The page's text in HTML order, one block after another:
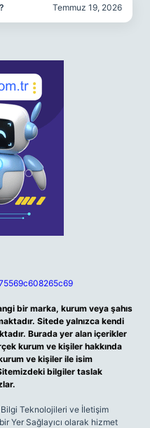
Temmuz 19, 2026
bir marka, kurum veya şahıs
Sitede yalnızca kendi
Burada yer alan içerikler
kurum ve kişiler hakkında
ve kişiler ile isim
bilgiler taslak
Bilgi Teknolojileri ve İletişim
Yer Sağlayıcı olarak hizmet